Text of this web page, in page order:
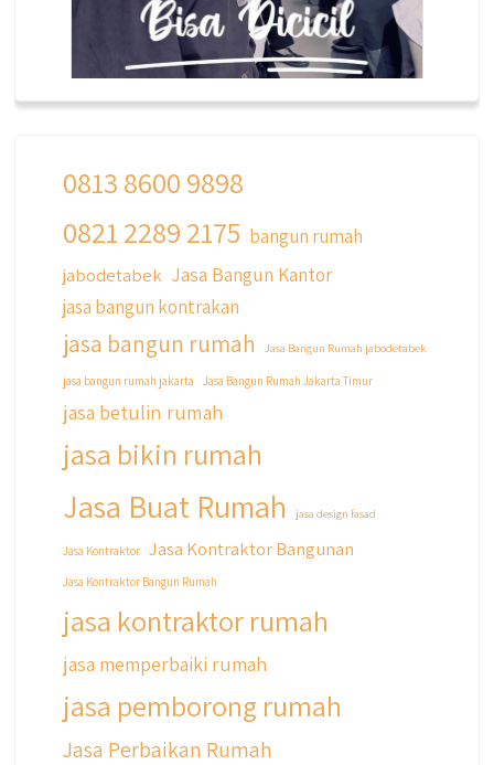
qyusipersada
3 years ago
Siapa yang udah masuk List untuk Bangun
dan Renovasi rumah Di @qyusipersada
Untuk informasi lebih lanjut terkait program
di bio yaa
#jasabangunrumahjakarta
#jasarenovasirumahjakarta
#kontraktorjakarta #kontraktorbangunan
#kontraktorbangunanjakarta
#kontraktorbekasi #kontraktorinteriorjakarta
#jasabangunrumahdepok
#jasarenovasirumahbekasi
#jasadesainrumahmurah
#jasadesainrumahjakarta
#kontraktorbangunanjabodetabek
#jasabangunrumahjabodetabek
#qyusipersada
0813 8600 9898
0821 2289 2175 bangun rumah
jabodetabek Jasa Bangun Kantor
jasa bangun kontrakan
jasa bangun rumah Jasa Bangun Rumah jabodetabek
jasa bangun rumah jakarta Jasa Bangun Rumah Jakarta Timur
jasa betulin rumah
jasa bikin rumah
Jasa Buat Rumah jasa design fasad
Jasa Kontraktor Jasa Kontraktor Bangunan
Jasa Kontraktor Bangun Rumah
jasa kontraktor rumah
jasa memperbaiki rumah
jasa pemborong rumah
Jasa Perbaikan Rumah